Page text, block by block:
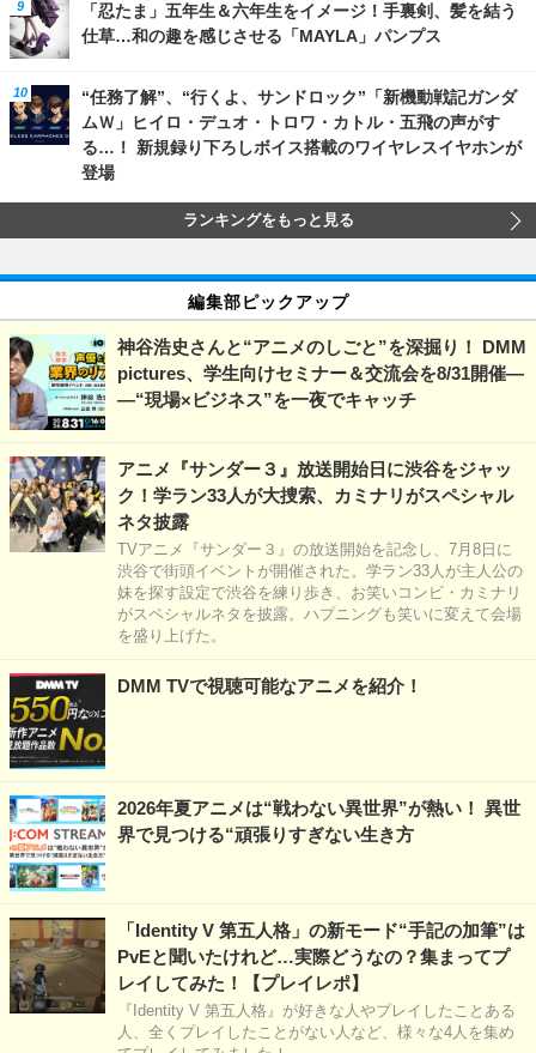
「忍たま」五年生＆六年生をイメージ！手裏剣、髪を結う
仕草…和の趣を感じさせる「MAYLA」パンプス
“任務了解”、“行くよ、サンドロック”「新機動戦記ガンダ
ムＷ」ヒイロ・デュオ・トロワ・カトル・五飛の声がす
る…！ 新規録り下ろしボイス搭載のワイヤレスイヤホンが
登場
ランキングをもっと見る
編集部ピックアップ
神谷浩史さんと“アニメのしごと”を深掘り！ DMM
pictures、学生向けセミナー＆交流会を8/31開催―
―“現場×ビジネス”を一夜でキャッチ
アニメ『サンダー３』放送開始日に渋谷をジャッ
ク！学ラン33人が大捜索、カミナリがスペシャル
ネタ披露
TVアニメ『サンダー３』の放送開始を記念し、7月8日に
渋谷で街頭イベントが開催された。学ラン33人が主人公の
妹を探す設定で渋谷を練り歩き、お笑いコンビ・カミナリ
がスペシャルネタを披露。ハプニングも笑いに変えて会場
を盛り上げた。
DMM TVで視聴可能なアニメを紹介！
2026年夏アニメは“戦わない異世界”が熱い！ 異世
界で見つける“頑張りすぎない生き方
「Identity V 第五人格」の新モード“手記の加筆”は
PvEと聞いたけれど…実際どうなの？集まってプ
レイしてみた！【プレイレポ】
『Identity V 第五人格』が好きな人やプレイしたことある
人、全くプレイしたことがない人など、様々な4人を集め